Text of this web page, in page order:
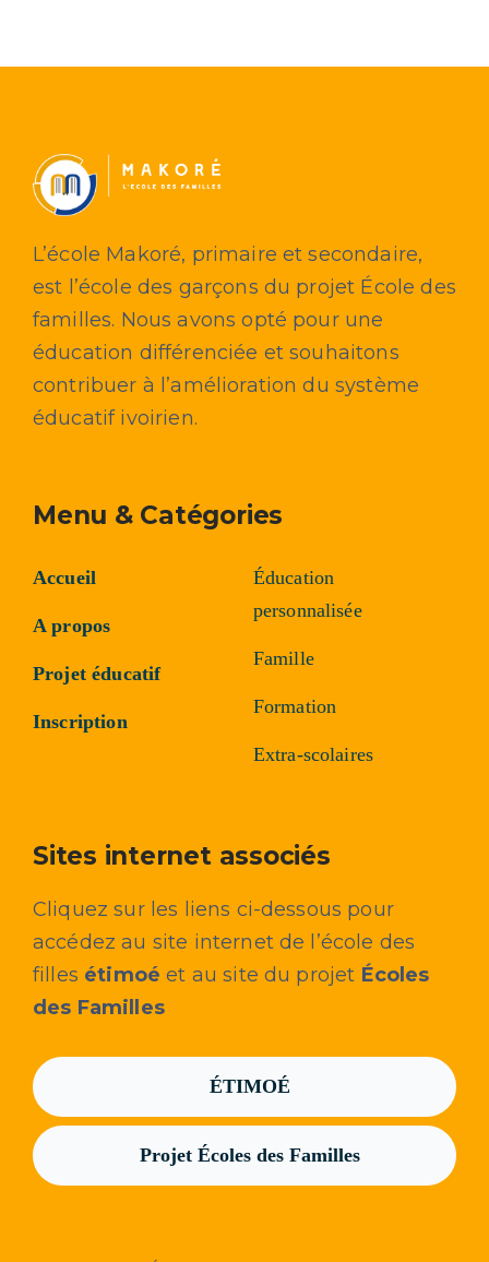
L’école Makoré, primaire et secondaire,
est l’école des garçons du projet École des
familles. Nous avons opté pour une
éducation différenciée et souhaitons
contribuer à l’amélioration du système
éducatif ivoirien.
Menu & Catégories
Accueil
A propos
Projet éducatif
Inscription
Éducation
personnalisée
Famille
Formation
Extra-scolaires
Sites internet associés
Cliquez sur les liens ci-dessous pour
accédez au site internet de l’école des
filles étimoé et au site du projet Écoles
des Familles
ÉTIMOÉ
Projet Écoles des Familles